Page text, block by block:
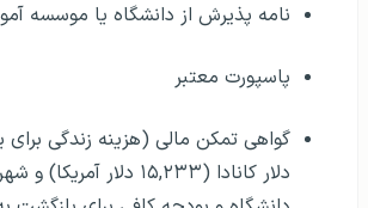
نامه پذیرش از دانشگاه یا موسسه
پاسپورت معتبر
دلار کانادا (۱۵,۲۳۳ دلار